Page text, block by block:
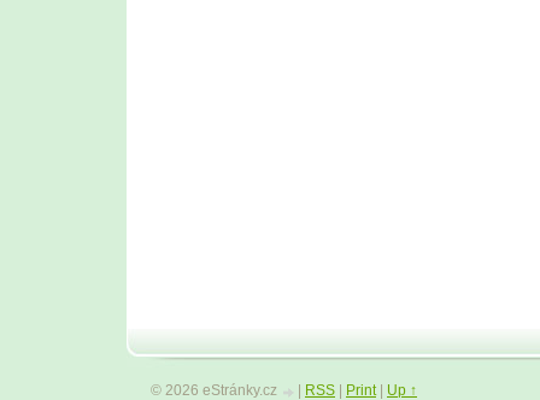
© 2026 eStránky.cz RSS Print| Up ↑